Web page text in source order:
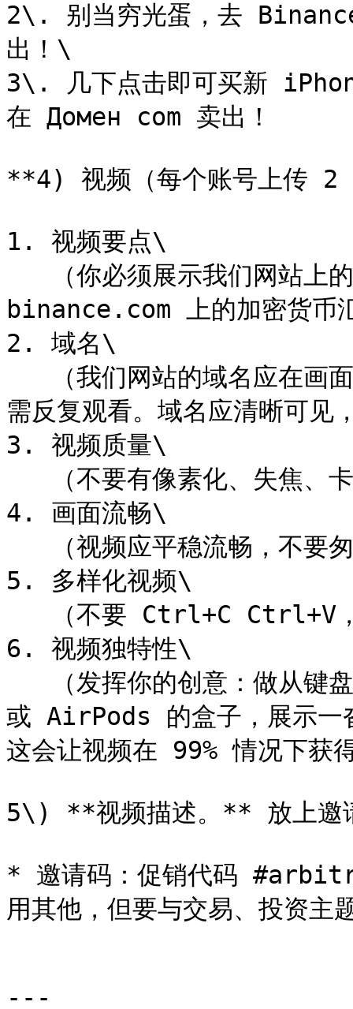
2\. 别当穷光蛋，去
出！\
3\. 几下点击即可买新
在 Домен com 卖出！
**4) 视频（每个账号上传
1. 视频要点\
binance.com 上的加密货币
2. 域名\
需反复观看。域名应清晰可见
3. 视频质量\
4. 画面流畅\
5. 多样化视频\
6. 视频独特性\
或 AirPods 的盒子，展示一
这会让视频在 99% 情况下获
5\) **视频描述。** 放上邀
* 邀请码：促销代码
用其他，但要与交易、投资主
---